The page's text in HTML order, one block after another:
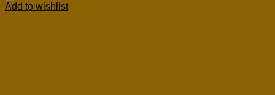
Add to wishlist